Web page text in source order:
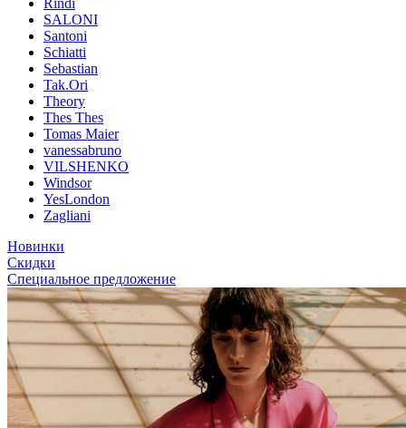
Rindi
SALONI
Santoni
Schiatti
Sebastian
Tak.Ori
Theory
Thes Thes
Tomas Maier
vanessabruno
VILSHENKO
Windsor
YesLondon
Zagliani
Новинки
Скидки
Специальное предложение